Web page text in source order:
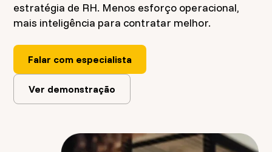
estratégia de RH. Menos esforço operacional,
mais inteligência para contratar melhor.
Falar com especialista
Ver demonstração